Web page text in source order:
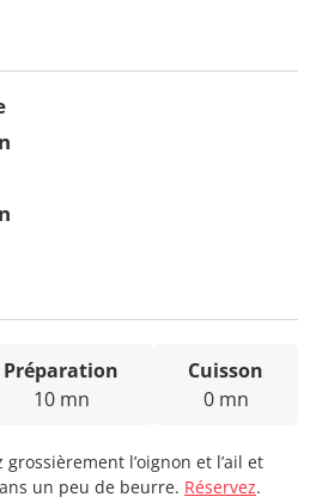
Préparation
10 mn
Cuisson
0 mn
l’oignon et l’ail et
un peu de beurre. Réservez.